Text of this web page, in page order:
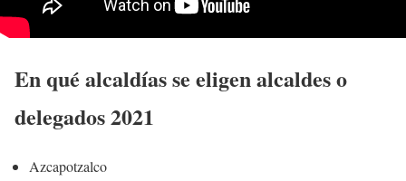
En qué alcaldías se eligen alcaldes o
delegados 2021
Azcapotzalco